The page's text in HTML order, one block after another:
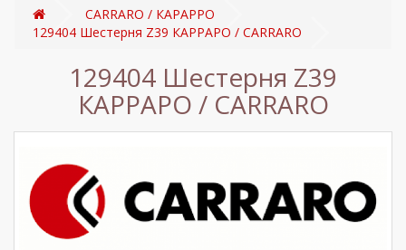
CARRARO / КАРАРРО
129404 Шестерня Z39 КАРРАРО / CARRARO
129404 Шестерня Z39
КАРРАРО / CARRARO